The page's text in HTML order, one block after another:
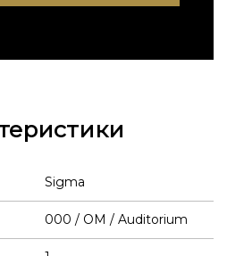
Sigma
000 / OM / Auditorium